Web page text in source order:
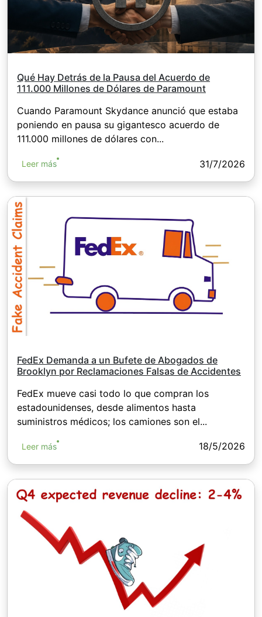
Qué Hay Detrás de la Pausa del Acuerdo de
111.000 Millones de Dólares de Paramount
Cuando Paramount Skydance anunció que estaba
poniendo en pausa su gigantesco acuerdo de
111.000 millones de dólares con...
Leer más 31/7/2026
FedEx Demanda a un Bufete de Abogados de
Brooklyn por Reclamaciones Falsas de Accidentes
FedEx mueve casi todo lo que compran los
estadounidenses, desde alimentos hasta
suministros médicos; los camiones son el...
Leer más 18/5/2026